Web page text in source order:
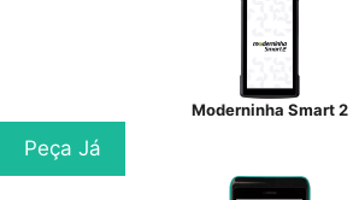
Moderninha Smart 2
Peça Já